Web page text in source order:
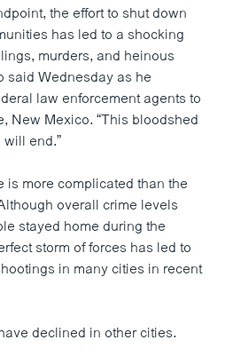
the effort to shut down
has led to a shocking
murders, and heinous
said Wednesday as he
law enforcement agents to
New Mexico. “This bloodshed
end.”
is more complicated than the
overall crime levels
stayed home during the
storm of forces has led to
in many cities in recent
declined in other cities.